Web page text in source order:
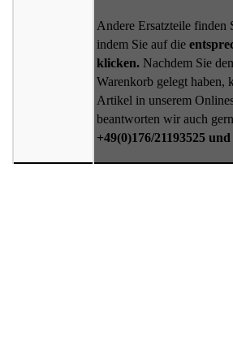
Andere Ersatzteile finden
indem Sie auf die
klicken. Nachdem Sie
Warenkorb gelegt haben,
Artikel in unserem
beantworten wir auch
+49(0)176/21193525